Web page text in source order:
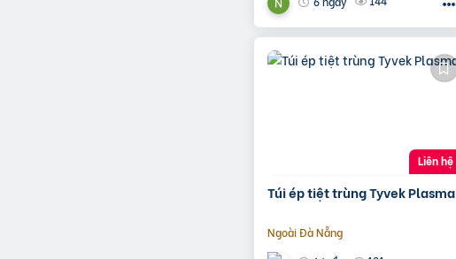
Túi ép tiệt trùng Tyvek Plasma
Ngoài Đà Nẵng
Liên hệ